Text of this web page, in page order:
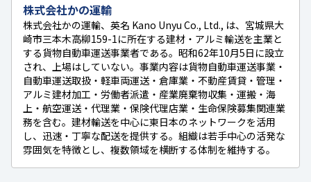
株式会社かの運輸
株式会社かの運輸、英名 Kano Unyu Co., Ltd., は、宮城県大
崎市三本木高柳159-1に所在する建材・アルミ輸送を主業と
する貨物自動車運送事業者である。昭和62年10月5日に設立
され、上場はしていない。事業内容は貨物自動車運送事業・
自動車運送取扱・軽車両運送・倉庫業・不動産賃貸・管理・
アルミ建材加工・労働者派遣・産業廃棄物収集・運搬・海
上・航空運送・代理業・保険代理店業・生命保険募集関連業
務を含む。建材輸送を中心に東日本のネットワークを活用
し、迅速・丁寧な配送を提供する。組織は若手中心の活発な
雰囲気を特徴とし、複数領域を横断する体制を維持する。